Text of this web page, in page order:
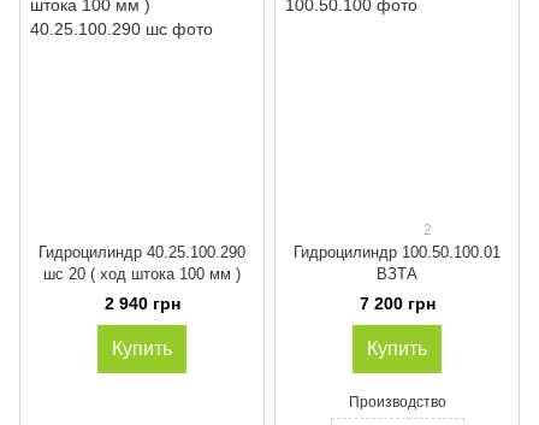
Гидроцилиндр 40.25.100.290
шс 20 ( ход штока 100 мм )
2 940 грн
Купить
2
Гидроцилиндр 100.50.100.01
ВЗТА
7 200 грн
Купить
Производство